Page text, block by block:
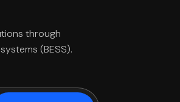
through
(BESS).